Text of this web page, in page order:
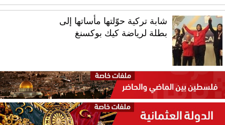
شابة تركية حوّلتها مأساتها إلى
بطلة لرياضة كيك بوكسنغ